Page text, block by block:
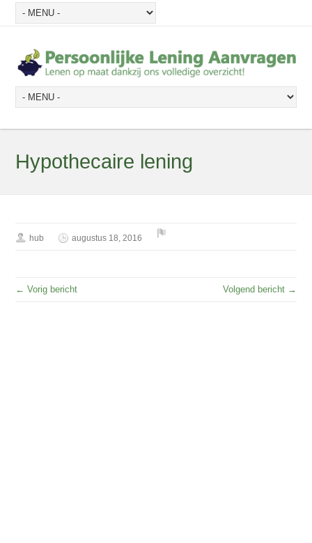
Hypothecaire lening
hub augustus 18, 2016
← Vorig bericht Volgend bericht →